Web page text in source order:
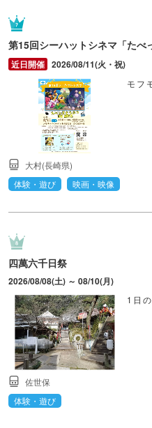
第15回シーハットシネマ「たべ
2026/08/11(火・祝)
モフ
大村(長崎県)
体験・遊び
映画・映像
四萬六千日祭
2026/08/08(土) ～ 08/10(月)
1日
佐世保
体験・遊び